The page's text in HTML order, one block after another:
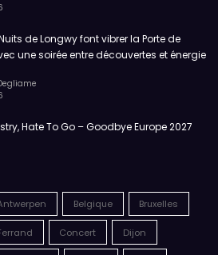
de Longwy font vibrer la Porte de
une soirée entre découvertes et énergie
Hate To Go – Goodbye Europe 2027
Belgique Bruxelles
Concert Dijon